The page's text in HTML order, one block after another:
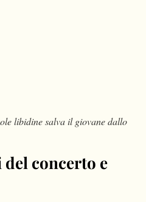
libidine salva il giovane dallo
concerto e